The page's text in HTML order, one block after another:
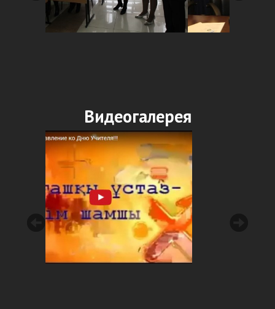
Видеогалерея